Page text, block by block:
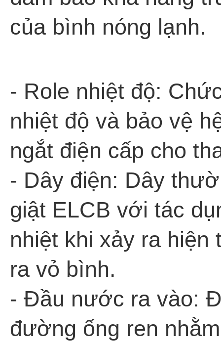
của bình nóng lạnh.
- Role nhiệt độ:
nhiệt độ và bảo vệ
ngắt điện cấp cho
- Dây điện: Dây
giật ELCB với tác
nhiệt khi xảy ra
ra vỏ bình.
- Đầu nước ra vào:
đường ống ren